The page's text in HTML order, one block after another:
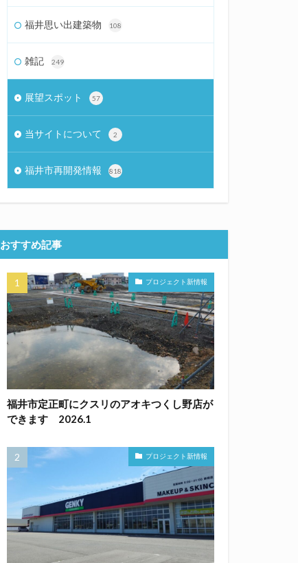
福井思い出建築物 108
雑記 249
展望スポット 57
当サイトについて 2
福井市再開発情報 818
おすすめ記事
プロジェクト新情報
福井市定正町にクスリのアオキつくし野店が
できます 2026.1
プロジェクト新情報